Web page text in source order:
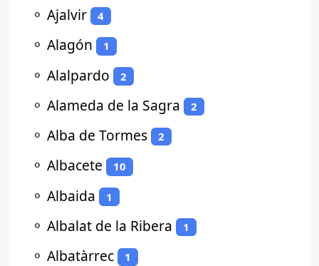
⚬ Ajalvir 4
⚬ Alagón 1
⚬ Alalpardo 2
⚬ Alameda de la Sagra 2
⚬ Alba de Tormes 2
⚬ Albacete 10
⚬ Albaida 1
⚬ Albalat de la Ribera 1
⚬ Albatàrrec 1